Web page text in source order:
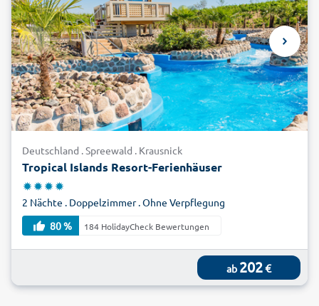
Deutschland . Spreewald . Krausnick
Tropical Islands Resort-Ferienhäuser
2 Nächte . Doppelzimmer . Ohne Verpflegung
80 %
184 HolidayCheck Bewertungen
ab 202€